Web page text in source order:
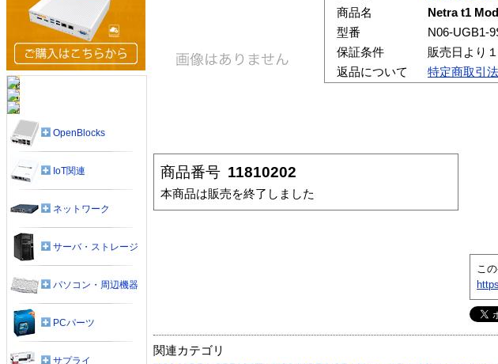
商品名
Netra t1
型番
N06-UGB1-
保証条件
販売日より
返品について
特定商取引
商品番号 11810202
本商品は販売を終了しました
こ
関連カテゴリ
OpenBlocks
IoT関連
ネットワーク
サーバ・ストレージ
パソコン・周辺機器
PCパーツ
サプライ